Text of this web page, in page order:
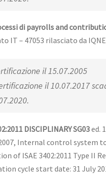
di payrolls and
IT – 47053 rilasciato da
il 15.07.2005
il 10.07.2017
DISCIPLINARY SG03ed.
Internal control system
of ISAE 3402:2011 Type II
cycle start date: 31 July